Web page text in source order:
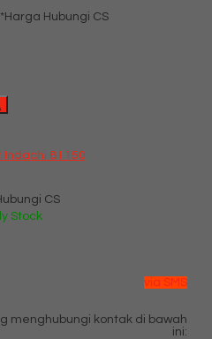
*Harga Hubungi CS
Indachi 8 I 150
CS
Stock
via SMS
menghubungi kontak di bawah
ini: